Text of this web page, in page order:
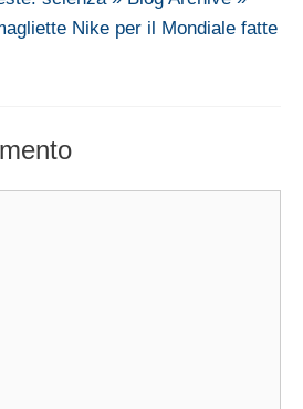
Nike per il Mondiale fatte